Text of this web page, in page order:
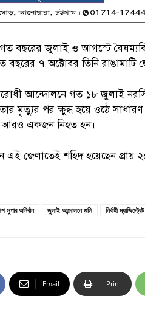
গত বছরের জুলাই ও আগস্টে
বছরের ৭ অক্টোবর তিনি রাঙামাটি
আন্দোলনে গত ১৮ জুলাই
মৃত্যুর পর ক্ষুব্ধ হয়ে ওঠে
একজন নিহত হন।
জেলাতেই শহিদ হয়েছেন প্রায়
সুপার অনির্বান জুলাই আন্দোলনে গুলি নির্বাহী
Email Print